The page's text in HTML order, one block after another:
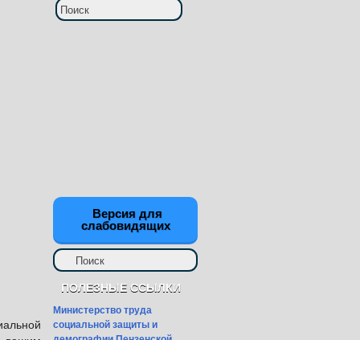
Версия для
слабовидящих
ПОЛЕЗНЫЕ ССЫЛКИ
Министерство труда
социальной защиты и